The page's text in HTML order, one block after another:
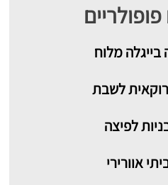
בייגלה מלוח
לשבת
לפיצה
אוורירי